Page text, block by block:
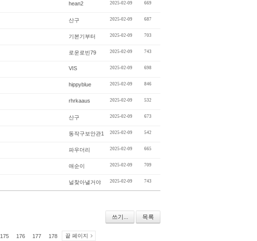
hean2 2025-02-09 669
산구 2025-02-09 687
기본기부터 2025-02-09 703
로운로빈79 2025-02-09 743
VIS 2025-02-09 698
hippyblue 2025-02-09 846
rhrkaaus 2025-02-09 532
산구 2025-02-09 673
동작구보안관1 2025-02-09 542
파우더리 2025-02-09 665
애순이 2025-02-09 709
널찾아낼거야 2025-02-09 743
쓰기... 목록
175 176 177 178 끝 페이지